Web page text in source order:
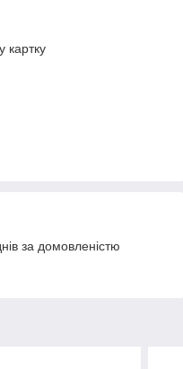
картку
за домовленістю